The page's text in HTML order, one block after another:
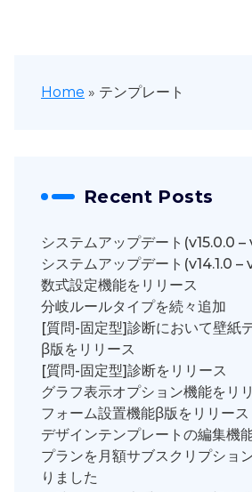
Home » テンプレート
Recent Posts
システムアップデート(v15.0.0 –
システムアップデート(v14.1.0 –
数式設定機能をリリース
分岐ルールタイプを続々追加
[質問-固定型]診断において壁紙
β版をリリース
[質問-固定型]診断をリリース
グラフ表示オプション機能をリ
フォーム設置機能β版をリリース
デザインテンプレートの編集機
プランを月額サブスクリプショ
りました